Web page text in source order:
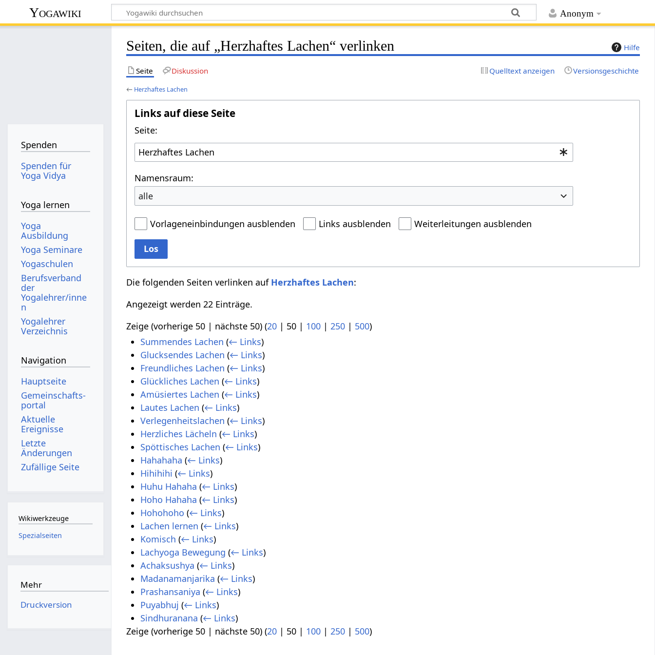
Anonym
Yogawiki
Hilfe
Seiten, die auf „Herzhaftes Lachen“ verlinken
Seite Diskussion Quelltext anzeigen Versionsgeschichte
← Herzhaftes Lachen
Links auf diese Seite
Seite:
Namensraum:
alle
Vorlageneinbindungen ausblenden Links ausblenden Weiterleitungen ausblenden
Los
Die folgenden Seiten verlinken auf Herzhaftes Lachen:
Angezeigt werden 22 Einträge.
Zeige (vorherige 50 | nächste 50) (20 | 50 | 100 |250 | 500)
Summendes Lachen (← Links)
Glucksendes Lachen (← Links)
Freundliches Lachen (← Links)
Glückliches Lachen (← Links)
Amüsiertes Lachen (← Links)
Lautes Lachen (← Links)
Verlegenheitslachen (← Links)
Herzliches Lächeln (← Links)
Spöttisches Lachen (← Links)
Hahahaha (← Links)
Hihihihi (← Links)
Huhu Hahaha (← Links)
Hoho Hahaha (← Links)
Hohohoho (← Links)
Lachen lernen (← Links)
Komisch (← Links)
Lachyoga Bewegung (← Links)
Achaksushya (← Links)
Madanamanjarika (← Links)
Prashansaniya (← Links)
Puyabhuj (← Links)
Sindhuranana (← Links)
Zeige (vorherige 50 | nächste 50) (20 | 50 | 100 |250 | 500)
Spenden
Spenden für
Yoga Vidya
Yoga lernen
Yoga
Ausbildung
Yoga Seminare
Yogaschulen
Berufsverband
der
Yogalehrer/inne
n
Yogalehrer
Verzeichnis
Navigation
Hauptseite
Gemeinschafts­
portal
Aktuelle
Ereignisse
Letzte
Änderungen
Zufällige Seite
Wikiwerkzeuge
Spezialseiten
Mehr
Druckversion